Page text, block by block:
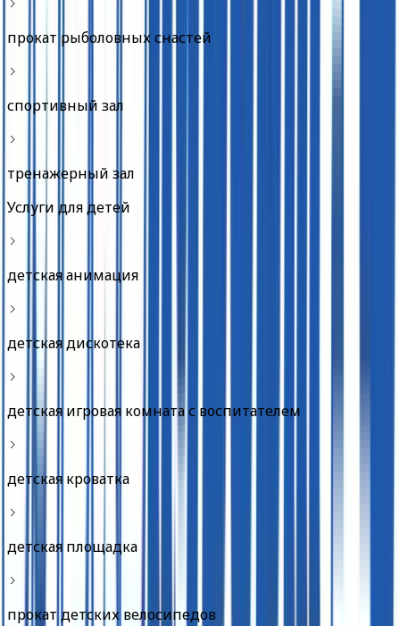
прокат рыболовных снастей
спортивный зал
тренажерный зал
Услуги для детей
детская анимация
детская дискотека
детская игровая комната с воспитателем
детская кроватка
детская площадка
прокат детских велосипедов